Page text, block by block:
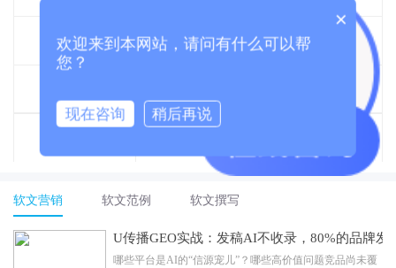
软文营销 软文范例 软文撰写
U传播GEO实战：发稿AI不收录，80%的品牌发
哪些平台是AI的“信源宠儿”？哪些高价值问题竞品尚未覆
×
欢迎来到本网站，请问有什么可以帮
您？
现在咨询 稍后再说